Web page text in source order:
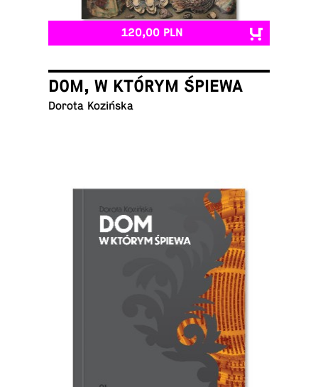
120,00 PLN
DOM, W KTÓRYM ŚPIEWA
Dorota Kozińska